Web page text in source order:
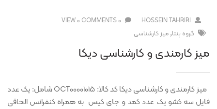
HOSSEIN TAHRIRI
0 COMMENTS
0 VIEW
گروه پنتا, ميز کارشناسی
میز کارمندی و کارشناسی دیکا
میز کارمندی و کارشناسی دیکا کد کالا: OCT00001015 شامل: یک عدد
فایل سه کشو یک عدد کمد و جای کیس به همراه کنفرانس الحاقی